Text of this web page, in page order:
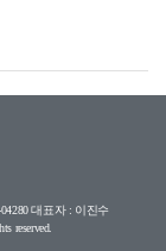
대표자 : 이진수
reserved.